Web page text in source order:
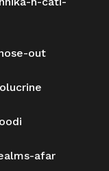
out
afar